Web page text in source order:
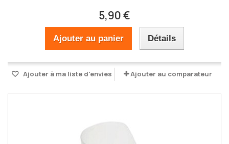
5,90 €
Ajouter au panier Détails
Ajouter à ma liste d'envies Ajouter au comparateur